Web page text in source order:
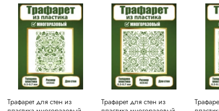
Трафарет для стен из
Трафарет для стен из